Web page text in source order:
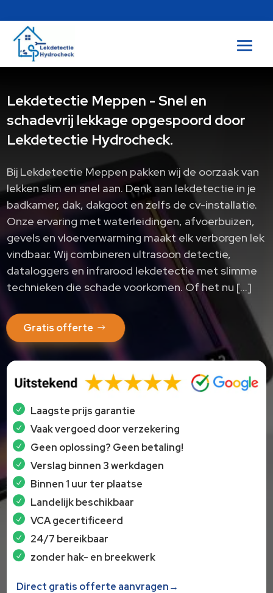
Lekdetectie Meppen - Snel en
schadevrij lekkage opgespoord door
Lekdetectie Hydrocheck.
Bij Lekdetectie Meppen pakken wij de oorzaak van
lekken slim en snel aan. Denk aan lekdetectie in je
badkamer, dak, dakgoot en zelfs de cv-installatie.
Onze ervaring met waterleidingen, afvoerbuizen,
gevels en vloerverwarming maakt elk verborgen lek
vindbaar. Wij combineren ultrasoon detectie,
dataloggers en infrarood lekdetectie met slimme
technieken die schade voorkomen. Of het nu […]
Gratis offerte
Laagste prijs garantie
Vaak vergoed door verzekering
Geen oplossing? Geen betaling!
Verslag binnen 3 werkdagen
Binnen 1 uur ter plaatse
Landelijk beschikbaar
VCA gecertificeerd
24/7 bereikbaar
zonder hak- en breekwerk
Direct gratis offerte aanvragen→